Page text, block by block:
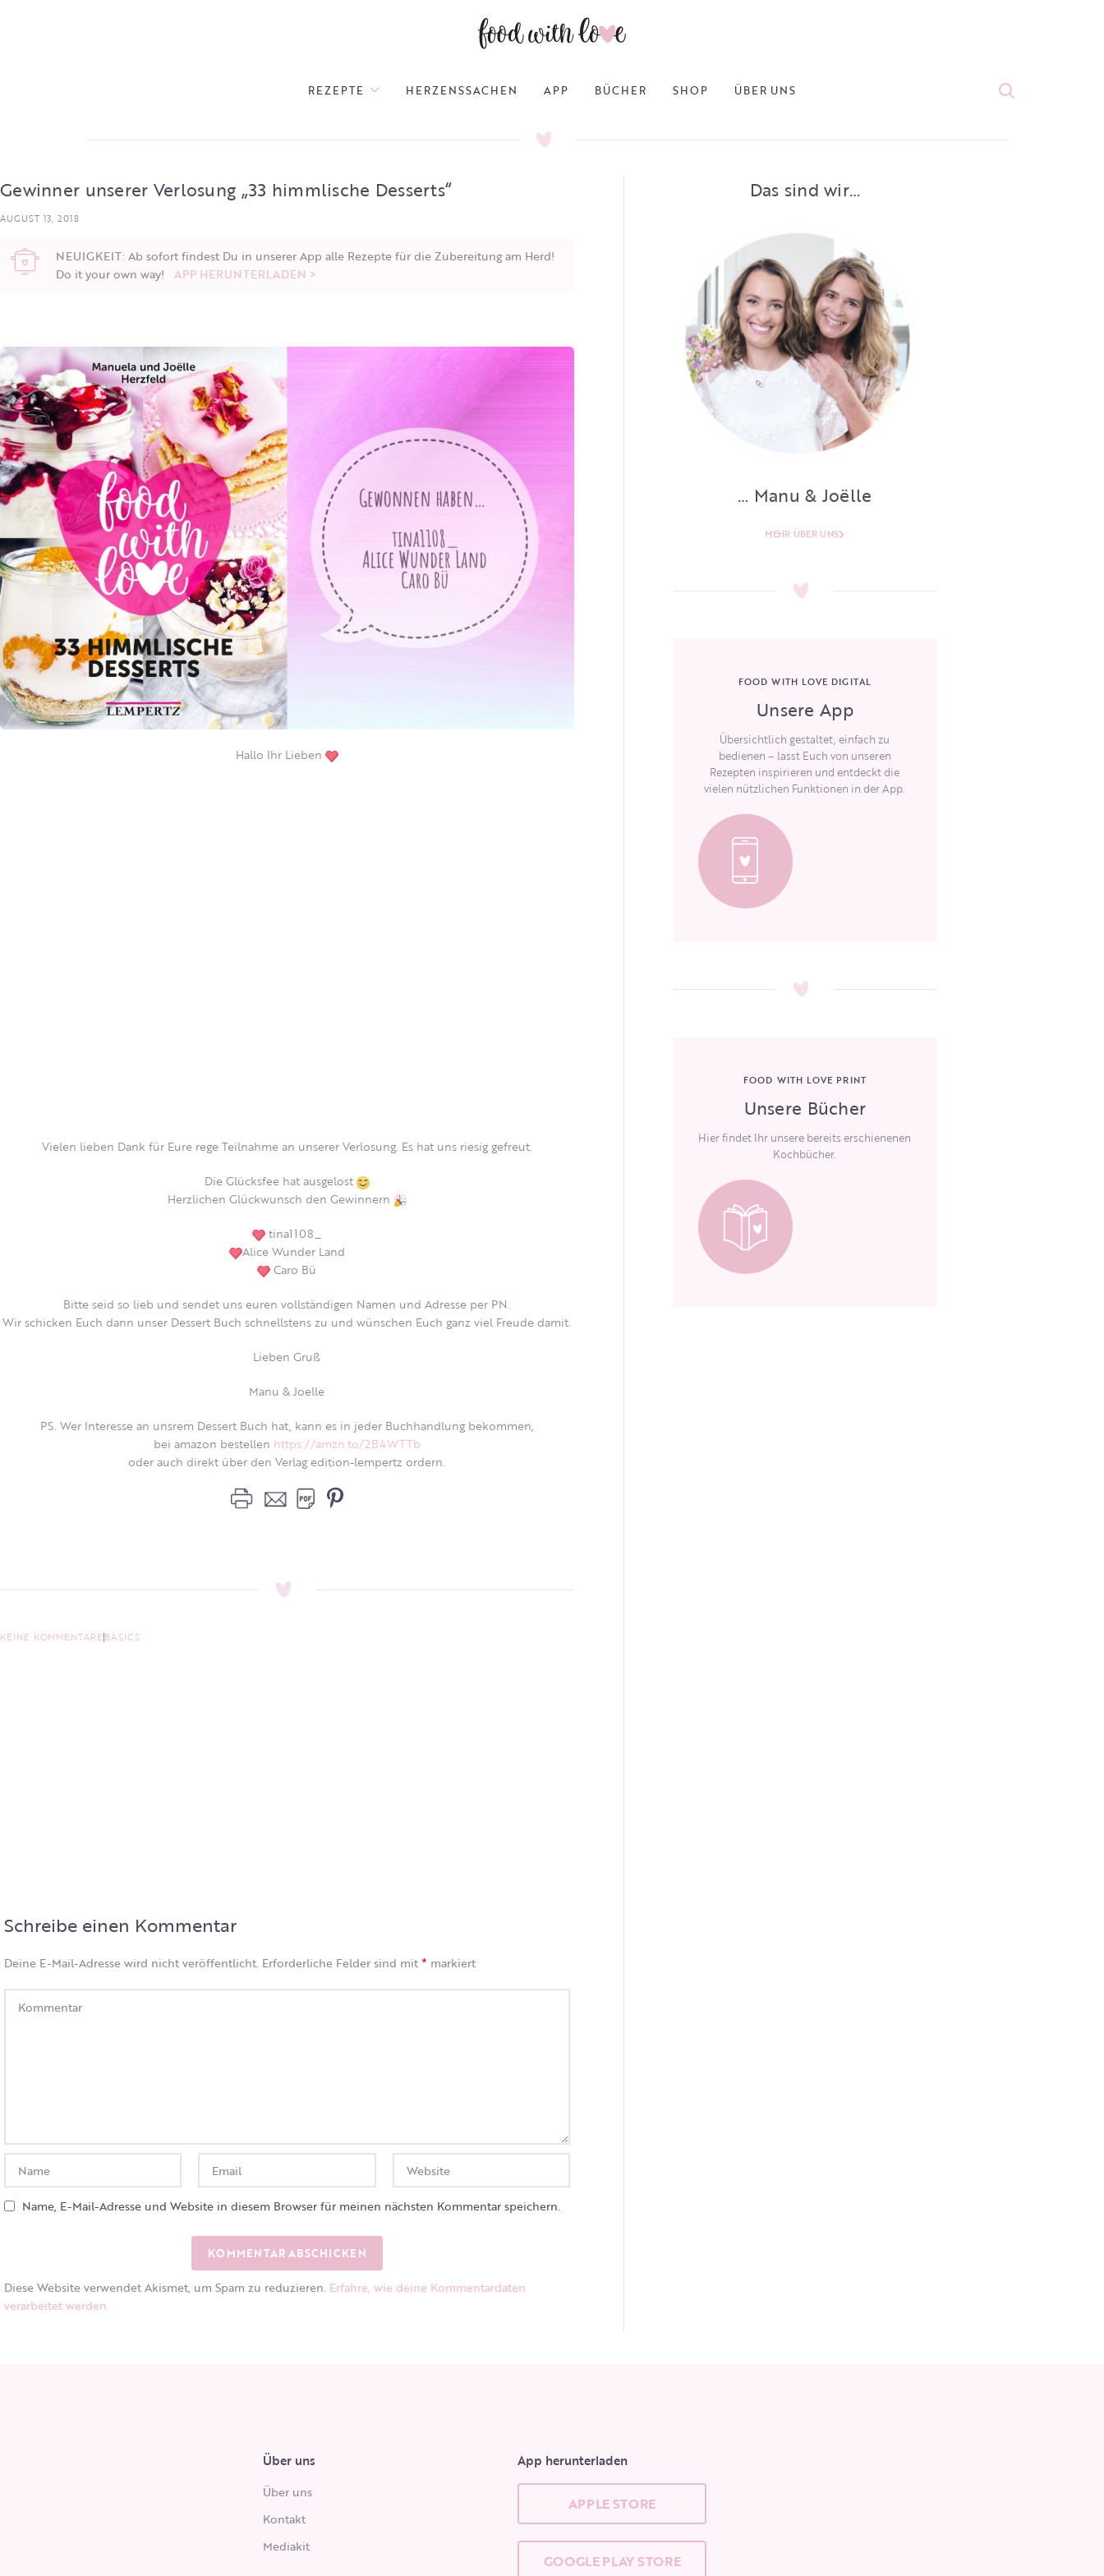
REZEPTE HERZENSSACHEN APP BÜCHER SHOP ÜBER UNS
Gewinner unserer Verlosung „33 himmlische Desserts“
AUGUST 13, 2018
NEUIGKEIT: Ab sofort findest Du in unserer App alle Rezepte für die Zubereitung am Herd!
Do it your own way! APP HERUNTERLADEN >
Hallo Ihr Lieben
Vielen lieben Dank für Eure rege Teilnahme an unserer Verlosung. Es hat uns riesig gefreut.
Die Glücksfee hat ausgelost
Herzlichen Glückwunsch den Gewinnern
tina1108_
Alice Wunder Land
Caro Bü
Bitte seid so lieb und sendet uns euren vollständigen Namen und Adresse per PN.
Wir schicken Euch dann unser Dessert Buch schnellstens zu und wünschen Euch ganz viel Freude damit.
Lieben Gruß
Manu & Joelle
PS. Wer Interesse an unsrem Dessert Buch hat, kann es in jeder Buchhandlung bekommen,
bei amazon bestellen https://amzn.to/2B4WTTb
oder auch direkt über den Verlag edition-lempertz ordern.
KEINE KOMMENTAREBASICS
Schreibe einen Kommentar
Deine E-Mail-Adresse wird nicht veröffentlicht. Erforderliche Felder sind mit* markiert
Name, E-Mail-Adresse und Website in diesem Browser für meinen nächsten Kommentar speichern.
Diese Website verwendet Akismet, um Spam zu reduzieren. Erfahre, wie deine Kommentardaten
verarbeitet werden.
Das sind wir…
… Manu & Joëlle
MEHR ÜBER UNS
FOOD WITH LOVE DIGITAL
Unsere App
Übersichtlich gestaltet, einfach zu
bedienen – lasst Euch von unseren
Rezepten inspirieren und entdeckt die
vielen nützlichen Funktionen in der App.
FOOD WITH LOVE PRINT
Unsere Bücher
Hier findet Ihr unsere bereits erschienenen
Kochbücher.
Über uns
Über uns
Kontakt
Mediakit
App herunterladen
APPLE STORE
GOOGLE PLAY STORE